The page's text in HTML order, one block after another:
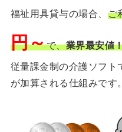
福祉用具貸与の場合、 ご
円～で、業界最安値
従量課金制の介護ソフト
が加算される仕組みです。